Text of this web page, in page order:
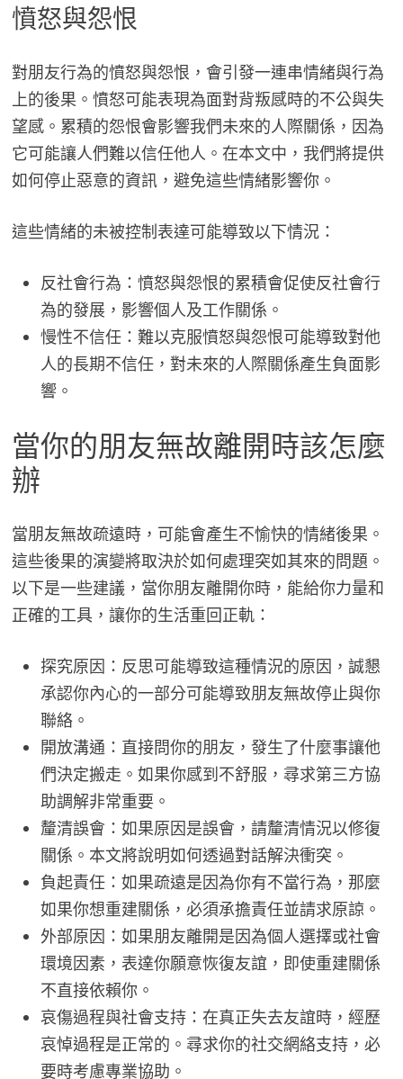
憤怒與怨恨
對朋友行為的憤怒與怨恨，會引發一連串情緒與行為
上的後果。憤怒可能表現為面對背叛感時的不公與失
望感。累積的怨恨會影響我們未來的人際關係，因為
它可能讓人們難以信任他人。在本文中，我們將提供
如何停止惡意的資訊，避免這些情緒影響你。
這些情緒的未被控制表達可能導致以下情況：
反社會行為：憤怒與怨恨的累積會促使反社會行
為的發展，影響個人及工作關係。
慢性不信任：難以克服憤怒與怨恨可能導致對他
人的長期不信任，對未來的人際關係產生負面影
響。
當你的朋友無故離開時該怎麼
辦
當朋友無故疏遠時，可能會產生不愉快的情緒後果。
這些後果的演變將取決於如何處理突如其來的問題。
以下是一些建議，當你朋友離開你時，能給你力量和
正確的工具，讓你的生活重回正軌：
探究原因：反思可能導致這種情況的原因，誠懇
承認你內心的一部分可能導致朋友無故停止與你
聯絡。
開放溝通：直接問你的朋友，發生了什麼事讓他
們決定搬走。如果你感到不舒服，尋求第三方協
助調解非常重要。
釐清誤會：如果原因是誤會，請釐清情況以修復
關係。本文將說明如何透過對話解決衝突。
負起責任：如果疏遠是因為你有不當行為，那麼
如果你想重建關係，必須承擔責任並請求原諒。
外部原因：如果朋友離開是因為個人選擇或社會
環境因素，表達你願意恢復友誼，即使重建關係
不直接依賴你。
哀傷過程與社會支持：在真正失去友誼時，經歷
哀悼過程是正常的。尋求你的社交網絡支持，必
要時考慮專業協助。